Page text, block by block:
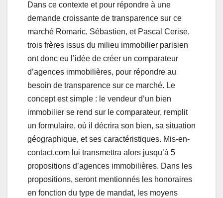
Dans ce contexte et pour répondre à une
demande croissante de transparence sur ce
marché Romaric, Sébastien, et Pascal Cerise,
trois frères issus du milieu immobilier parisien
ont donc eu l’idée de créer un comparateur
d’agences immobilières, pour répondre au
besoin de transparence sur ce marché. Le
concept est simple : le vendeur d’un bien
immobilier se rend sur le comparateur, remplit
un formulaire, où il décrira son bien, sa situation
géographique, et ses caractéristiques. Mis-en-
contact.com lui transmettra alors jusqu’à 5
propositions d’agences immobilières. Dans les
propositions, seront mentionnés les honoraires
en fonction du type de mandat, les moyens